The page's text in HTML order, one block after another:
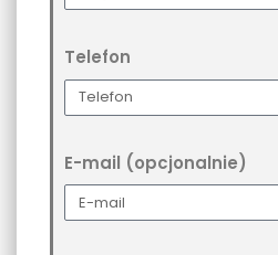
Telefon
E-mail (opcjonalnie)